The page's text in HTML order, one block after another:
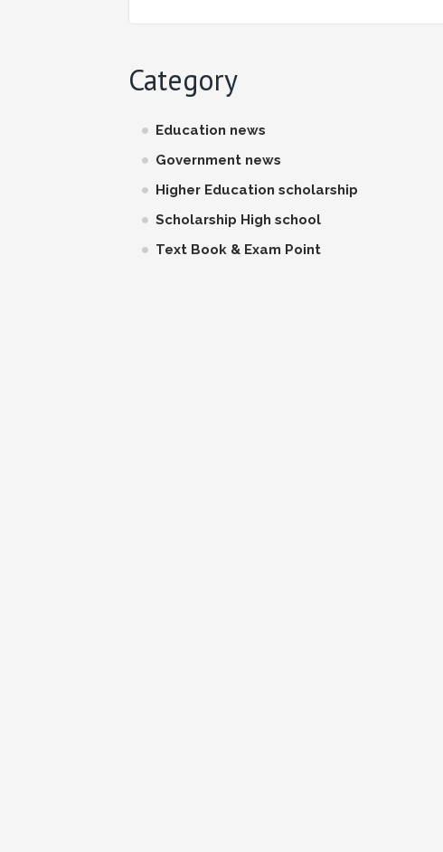
Category
Education news
Government news
Higher Education scholarship
Scholarship High school
Text Book & Exam Point